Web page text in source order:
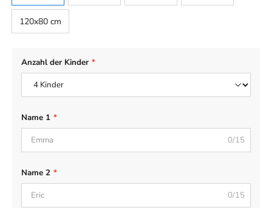
120x80 cm
Anzahl der Kinder *
Name 1 *
0/15
Name 2 *
0/15